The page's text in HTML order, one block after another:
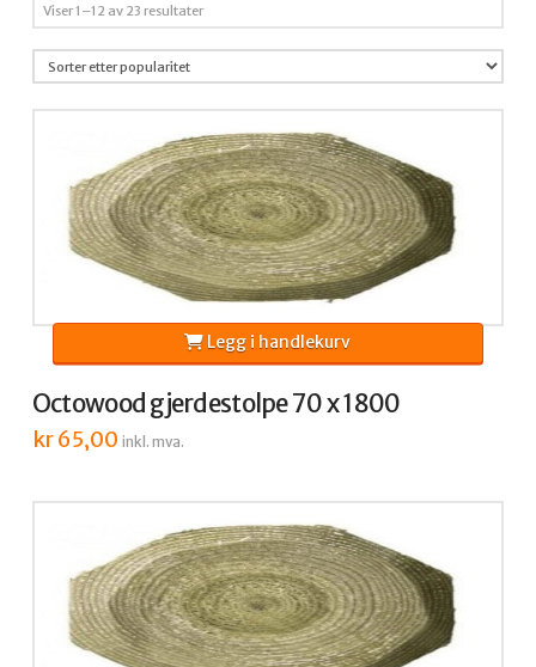
Viser 1–12 av 23 resultaterSortert
Octowood gjerdestolpe 70 x 1800
kr65,00 inkl. mva.
Legg i handlekurv